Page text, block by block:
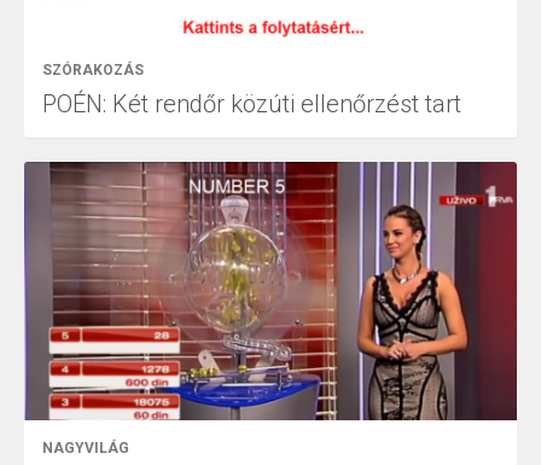
SZÓRAKOZÁS
POÉN: Két rendőr közúti ellenőrzést tart
NAGYVILÁG